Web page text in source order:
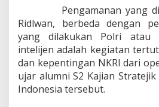
Pengamanan yang
Ridlwan, berbeda dengan
yang dilakukan Polri atau
intelijen adalah kegiatan
dan kepentingan NKRI dari
ujar alumni S2 Kajian
Indonesia tersebut.